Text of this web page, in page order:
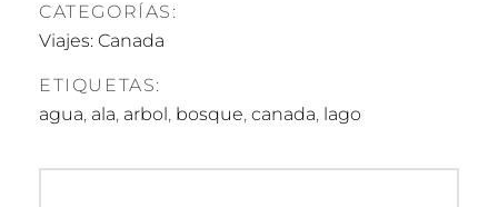
CATEGORÍAS:
Viajes: Canada
ETIQUETAS:
agua, ala, arbol , bosque, canada, lago